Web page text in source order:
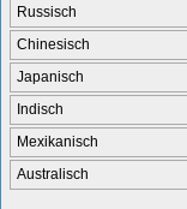
Russisch
Chinesisch
Japanisch
Indisch
Mexikanisch
Australisch